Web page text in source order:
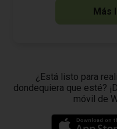
Más
¿Está listo para
dondequiera que esté?
móvil de